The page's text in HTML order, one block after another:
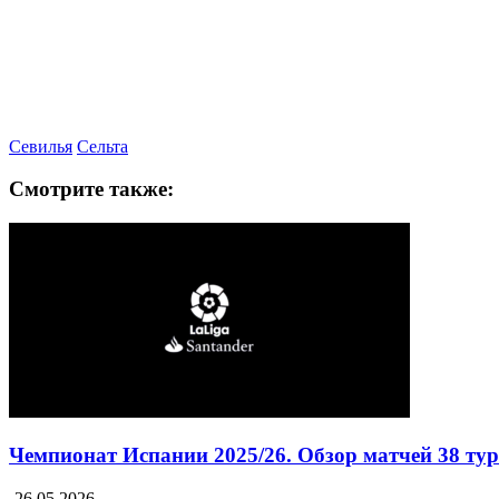
Севилья Сельта
Смотрите также:
Чемпионат Испании 2025/26. Обзор матчей 38